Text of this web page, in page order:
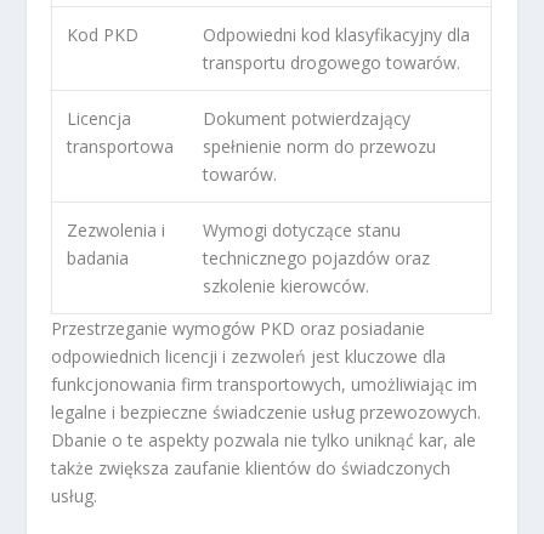
Kod PKD
Odpowiedni kod klasyfikacyjny dla
transportu drogowego towarów.
Licencja
transportowa
Dokument potwierdzający
spełnienie norm do przewozu
towarów.
Zezwolenia i
badania
Wymogi dotyczące stanu
technicznego pojazdów oraz
szkolenie kierowców.
Przestrzeganie wymogów PKD oraz posiadanie
odpowiednich licencji i zezwoleń jest kluczowe dla
funkcjonowania firm transportowych, umożliwiając im
legalne i bezpieczne świadczenie usług przewozowych.
Dbanie o te aspekty pozwala nie tylko uniknąć kar, ale
także zwiększa zaufanie klientów do świadczonych
usług.